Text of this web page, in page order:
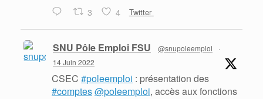
3 4 Twitter
SNU Pôle Emploi FSU @snupoleemploi
·
14 Juin 2022
CSEC #poleemploi : présentation des
#comptes@poleemploi, accès aux fonctions